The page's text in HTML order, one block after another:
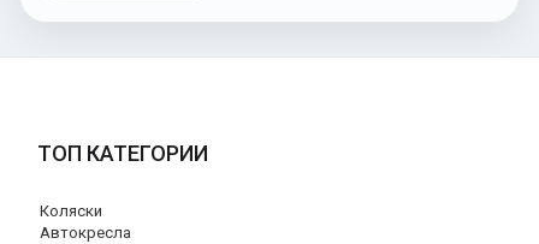
ТОП КАТЕГОРИИ
Коляски
Автокресла